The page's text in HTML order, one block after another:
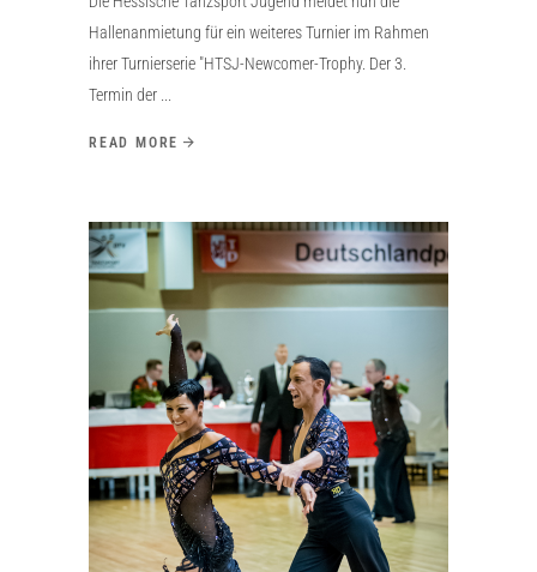
Hallenanmietung für ein weiteres Turnier im Rahmen
ihrer Turnierserie "HTSJ-Newcomer-Trophy. Der 3.
Termin der
READ MORE